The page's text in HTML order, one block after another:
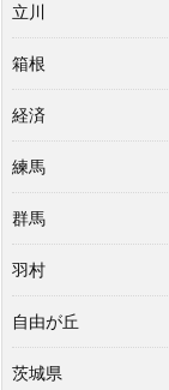
立川
箱根
経済
練馬
群馬
羽村
自由が丘
茨城県